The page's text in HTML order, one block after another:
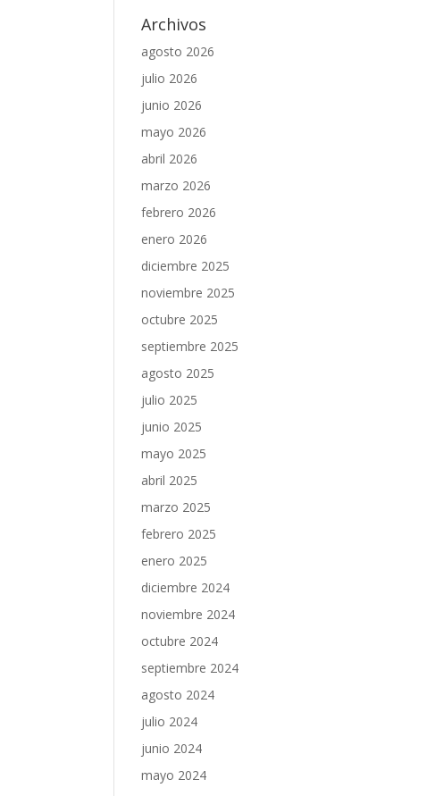
Archivos
agosto 2026
julio 2026
junio 2026
mayo 2026
abril 2026
marzo 2026
febrero 2026
enero 2026
diciembre 2025
noviembre 2025
octubre 2025
septiembre 2025
agosto 2025
julio 2025
junio 2025
mayo 2025
abril 2025
marzo 2025
febrero 2025
enero 2025
diciembre 2024
noviembre 2024
octubre 2024
septiembre 2024
agosto 2024
julio 2024
junio 2024
mayo 2024